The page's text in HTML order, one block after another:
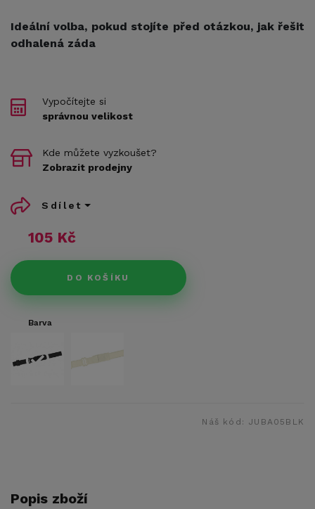
Ideální volba, pokud stojíte před otázkou, jak řešit
odhalená záda
105 Kč
DO KOŠÍKU
Vypočítejte si
správnou velikost
Kde můžete vyzkoušet?
Zobrazit prodejny
Sdílet
Barva
Náš kód: JUBA05BLK
Popis zboží